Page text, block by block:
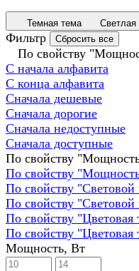
Темная тема Светлая
Фильтр Сбросить все
По свойству
С начала алфавита
С конца алфавита
Сначала дешевые
Сначала дорогие
Сначала недоступные
Сначала доступные
По свойству
По свойству
По свойству "Световой
По свойству
По свойству "Цветовая
По свойству
Мощность, Вт